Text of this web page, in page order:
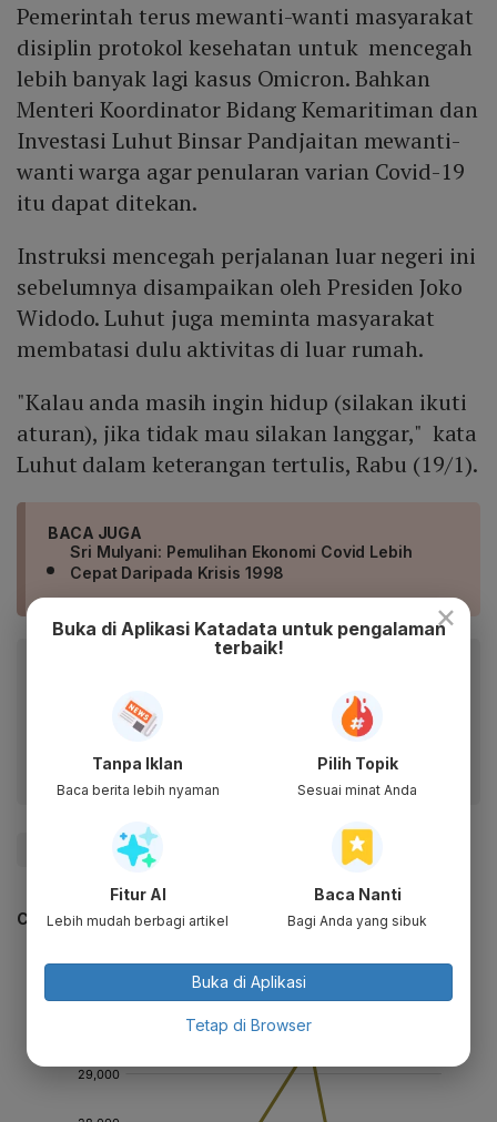
Pemerintah terus mewanti-wanti masyarakat
disiplin protokol kesehatan untuk mencegah
lebih banyak lagi kasus Omicron. Bahkan
Menteri Koordinator Bidang Kemaritiman dan
Investasi Luhut Binsar Pandjaitan mewanti-
wanti warga agar penularan varian Covid-19
itu dapat ditekan.
Instruksi mencegah perjalanan luar negeri ini
sebelumnya disampaikan oleh Presiden Joko
Widodo. Luhut juga meminta masyarakat
membatasi dulu aktivitas di luar rumah.
"Kalau anda masih ingin hidup (silakan ikuti
aturan), jika tidak mau silakan langgar," kata
Luhut dalam keterangan tertulis, Rabu (19/1).
BACA JUGA
Sri Mulyani: Pemulihan Ekonomi Covid Lebih
Cepat Daripada Krisis 1998
Dapatkan pengalaman membaca lebih nyaman dan nikmati
fitur menarik lainnya lewat aplikasi mobile Katadata.
#Virus Corona #Pandemi Corona
CEK JUGA DATA INI
×
Buka di Aplikasi Katadata untuk pengalaman
terbaik!
Tanpa Iklan
Baca berita lebih nyaman
Pilih Topik
Sesuai minat Anda
Fitur AI
Lebih mudah berbagi artikel
Baca Nanti
Bagi Anda yang sibuk
Buka di Aplikasi
Tetap di Browser